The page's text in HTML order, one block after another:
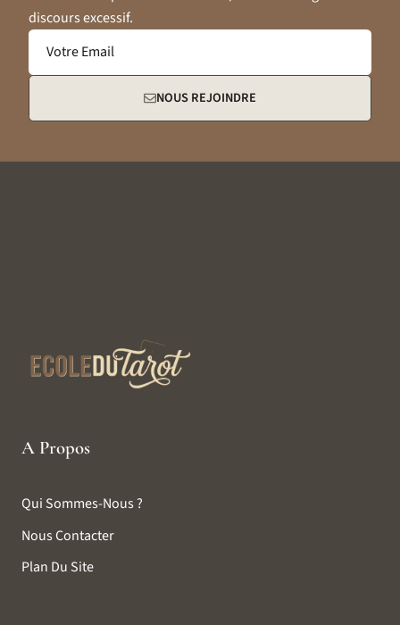
discours excessif.
Votre Email
NOUS REJOINDRE
A Propos
Qui Sommes-Nous ?
Nous Contacter
Plan Du Site